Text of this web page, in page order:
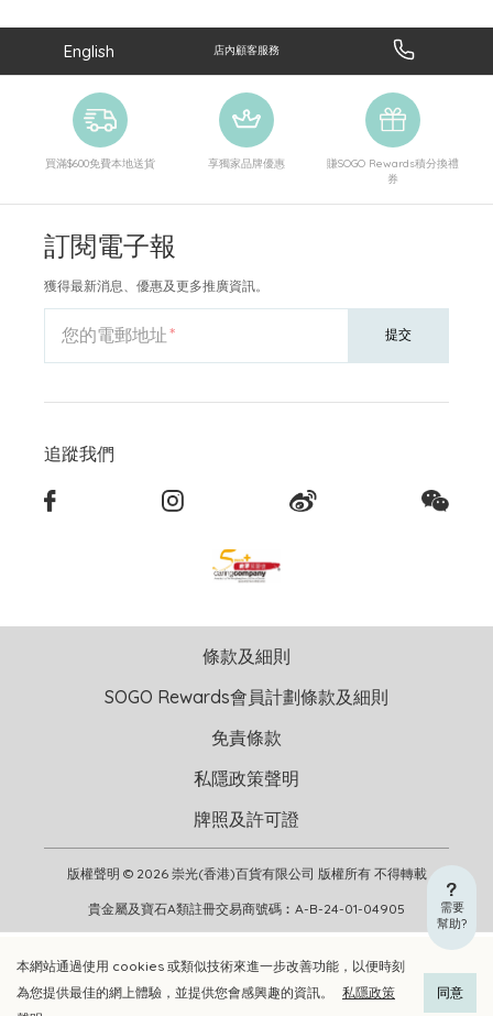
加入購物車 立即選購
本網站通過使用 cookies 或類似技術來進一步改善功能，以便時刻
為您提供最佳的網上體驗，並提供您會感興趣的資訊。
私隱政策
同意
需要
幫助?
English 店內顧客服務
買滿$600免費本地送貨 享獨家品牌優惠
賺SOGO Rewards積分換禮
券
訂閱電子報
獲得最新消息、優惠及更多推廣資訊。
您的電郵地址 提交
追蹤我們
版權聲明 © 2026 崇光(香港)百貨有限公司 版權所有 不得轉載
貴金屬及寶石A類註冊交易商號碼︰A-B-24-01-04905
條款及細則
SOGO Rewards會員計劃條款及細則
免責條款
私隱政策聲明
牌照及許可證